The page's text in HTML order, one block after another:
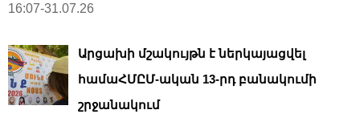
16:07-31.07.26
Արցախի մշակույթն է ներկայացվել
համաՀՄԸՄ-ական 13-րդ բանակումի
շրջանակում